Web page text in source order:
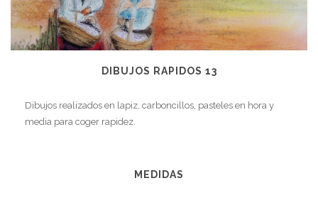
DIBUJOS RAPIDOS 13
Dibujos realizados en lapiz, carboncillos, pasteles en hora y
media para coger rapidez.
MEDIDAS